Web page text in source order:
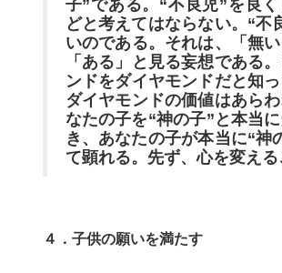
子”である。“不良児”を良
どと考えてはならない。“不
いのである。それは、「無
「ある」と見る妄想である
ンドをダイヤモンドだと知
ダイヤモンドの価値はあら
なたの子を“神の子”と本当
き、あなたの子が本当に“神
て顕れる。先ず、心を変える
４．子供の願いを満たす